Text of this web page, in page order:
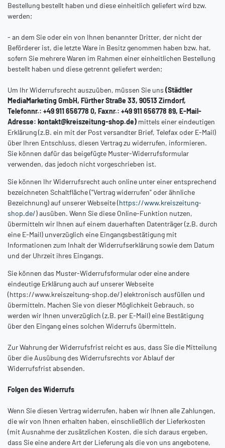
Bestellung bestellt haben und diese einheitlich geliefert wird bzw.
werden;
- an dem Sie oder ein von Ihnen benannter Dritter, der nicht der
Beförderer ist, die letzte Ware in Besitz genommen haben bzw. hat,
sofern Sie mehrere Waren im Rahmen einer einheitlichen Bestellung
bestellt haben und diese getrennt geliefert werden;
Um Ihr Widerrufsrecht auszuüben, müssen Sie uns (Städtler
MediaMarketing GmbH, Fürther Straße 33, 90513 Zirndorf,
Telefonnr.: +49 911 656778 0, Faxnr.: +49 911 656778 89, E-Mail-
Adresse: kontakt@kreiszeitung-shop.de) mittels einer eindeutigen
Erklärung (z.B. ein mit der Post versandter Brief, Telefax oder E-Mail)
über Ihren Entschluss, diesen Vertrag zu widerrufen, informieren.
Sie können dafür das beigefügte Muster-Widerrufsformular
verwenden, das jedoch nicht vorgeschrieben ist.
Sie können Ihr Widerrufsrecht auch online unter einer entsprechend
bezeichneten Schaltfläche ("Vertrag widerrufen" oder ähnliche
Bezeichnung) auf unserer Webseite (https://www.kreiszeitung-
shop.de/) ausüben. Wenn Sie diese Online-Funktion nutzen,
übermitteln wir Ihnen auf einem dauerhaften Datenträger (z.B. durch
eine E-Mail) unverzüglich eine Eingangsbestätigung mit
Informationen zum Inhalt der Widerrufserklärung sowie dem Datum
und der Uhrzeit ihres Eingangs.
Sie können das Muster-Widerrufsformular oder eine andere
eindeutige Erklärung auch auf unserer Webseite
(https://www.kreiszeitung-shop.de/) elektronisch ausfüllen und
übermitteln. Machen Sie von dieser Möglichkeit Gebrauch, so
werden wir Ihnen unverzüglich (z.B. per E-Mail) eine Bestätigung
über den Eingang eines solchen Widerrufs übermitteln.
Zur Wahrung der Widerrufsfrist reicht es aus, dass Sie die Mitteilung
über die Ausübung des Widerrufsrechts vor Ablauf der
Widerrufsfrist absenden.
Folgen des Widerrufs
Wenn Sie diesen Vertrag widerrufen, haben wir Ihnen alle Zahlungen,
die wir von Ihnen erhalten haben, einschließlich der Lieferkosten
(mit Ausnahme der zusätzlichen Kosten, die sich daraus ergeben,
dass Sie eine andere Art der Lieferung als die von uns angebotene,